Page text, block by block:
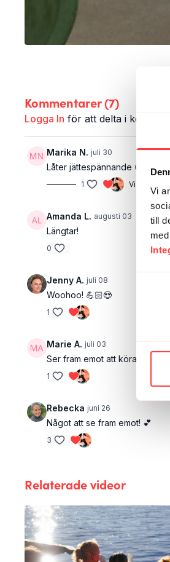
Vi
till
Kommentarer (7)
Logga In för att delta i
Marika N. juli 30
Låter jättespännande 😀
1 Visa svar (2)
Amanda L. augusti 03
Längtar!
0
Jenny A. juli 08
Woohoo! 💪🏻😍
1
Marie A. juli 03
Ser fram emot att köra!
1
Rebecka juni 26
Något att se fram emot! 💕
3
Relaterade videor